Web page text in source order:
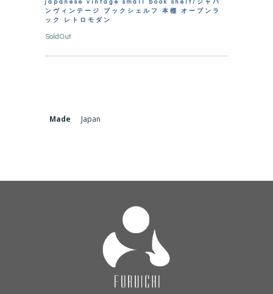
japanese vintage small book shelf/ジャパ
ンヴィンテージ ブックシェルフ 本棚 オープンラ
ック レトロモダン
SoldOut
Made Japan